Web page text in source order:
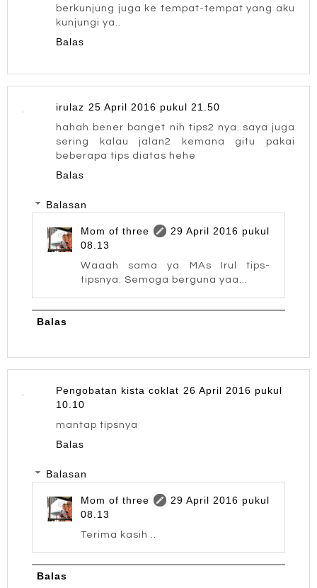
berkunjung juga ke tempat-tempat yang aku
kunjungi ya..
Balas
irulaz 25 April 2016 pukul 21.50
hahah bener banget nih tips2 nya..saya juga
sering kalau jalan2 kemana gitu pakai
beberapa tips diatas hehe
Balas
Balasan
Mom of three
29 April 2016 pukul
08.13
Waaah sama ya MAs Irul tips-
tipsnya. Semoga berguna yaa...
Balas
Pengobatan kista coklat 26 April 2016 pukul
10.10
mantap tipsnya
Balas
Balasan
Mom of three
29 April 2016 pukul
08.13
Terima kasih ..
Balas